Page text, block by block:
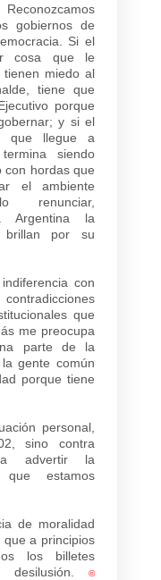
gobiernos de
Si el
cosa que le
miedo al
tiene que
porque
y si el
que llegue a
siendo
con hordas que
el ambiente
renunciar,
Argentina la
brillan por su
con
que
me preocupa
parte de la
gente común
porque tiene
personal,
sino contra
advertir la
que estamos
de moralidad
a principios
los billetes
desilusión.
©